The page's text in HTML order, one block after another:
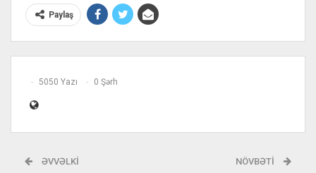
Paylaş
5050 Yazı 0 Şərh
ƏVVƏLKI NÖVBƏTI